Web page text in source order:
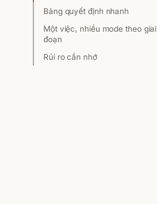
Bảng quyết định nhanh
Một việc, nhiều mode theo giai
đoạn
Rủi ro cần nhớ